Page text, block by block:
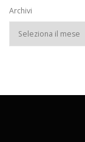
Archivi